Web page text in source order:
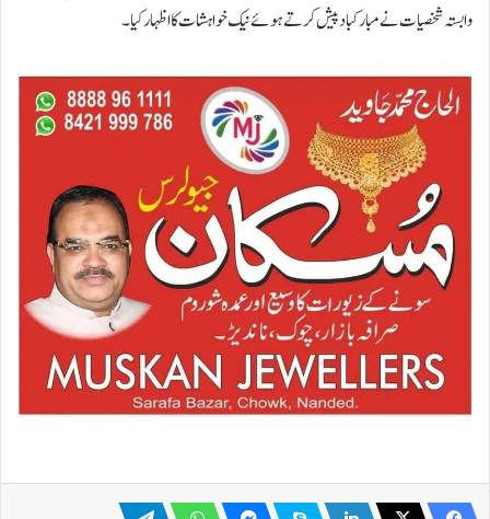
وابستہ شخصیات نے مبارکباد پیش کرتے ہوئے نیک خواہشات کا اظہار کیا۔